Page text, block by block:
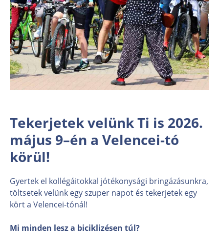
Tekerjetek velünk Ti is 2026.
május 9–én a Velencei-tó
körül!
Gyertek el kollégáitokkal jótékonysági bringázásunkra,
töltsetek velünk egy szuper napot és tekerjetek egy
kört a Velencei-tónál!
Mi minden lesz a biciklizésen túl?